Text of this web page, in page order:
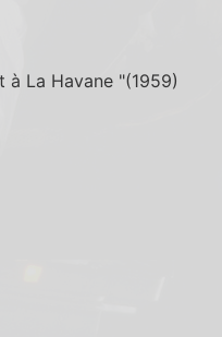
à La Havane "(1959)